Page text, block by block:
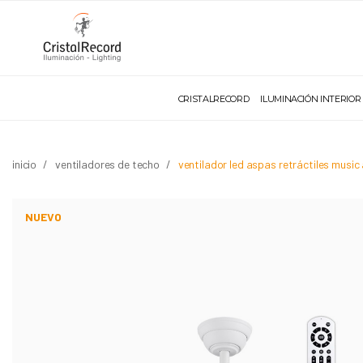
CRISTALRECORD ILUMINACIÓN INTERIOR
inicio ventiladores de techo ventilador led aspas retráctiles
NUEVO